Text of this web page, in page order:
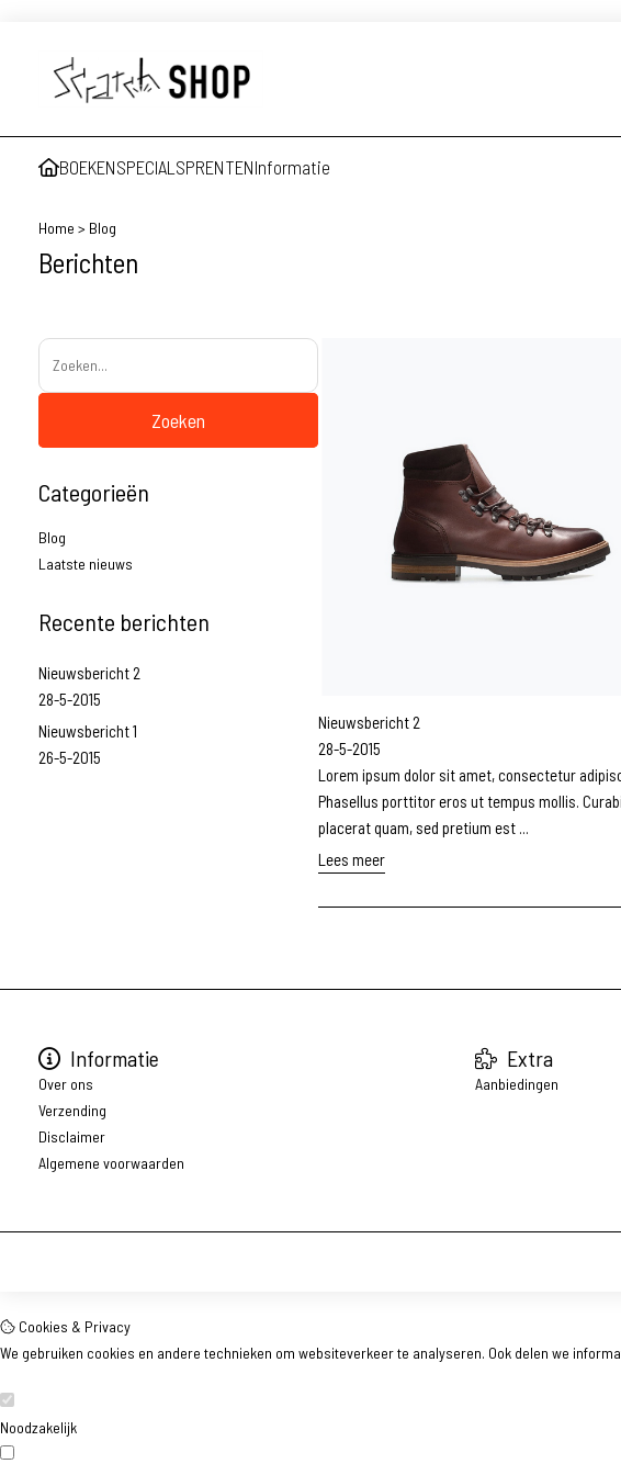
BOEKENSPECIALSPRENTENInformatie
Home > Blog
Berichten
Categorieën
Blog
Laatste nieuws
Recente berichten
Nieuwsbericht 2
28-5-2015
Nieuwsbericht 1
26-5-2015
Nieuwsbericht 2
28-5-2015
Lorem ipsum dolor sit amet, consectetur
Phasellus porttitor eros ut tempus mollis.
placerat quam, sed pretium est ...
Lees meer
Informatie
Over ons
Verzending
Disclaimer
Algemene voorwaarden
Extra
Aanbiedingen
Cookies & Privacy
We gebruiken cookies en andere technieken om websiteverkeer te analyseren. Ook delen we
Noodzakelijk